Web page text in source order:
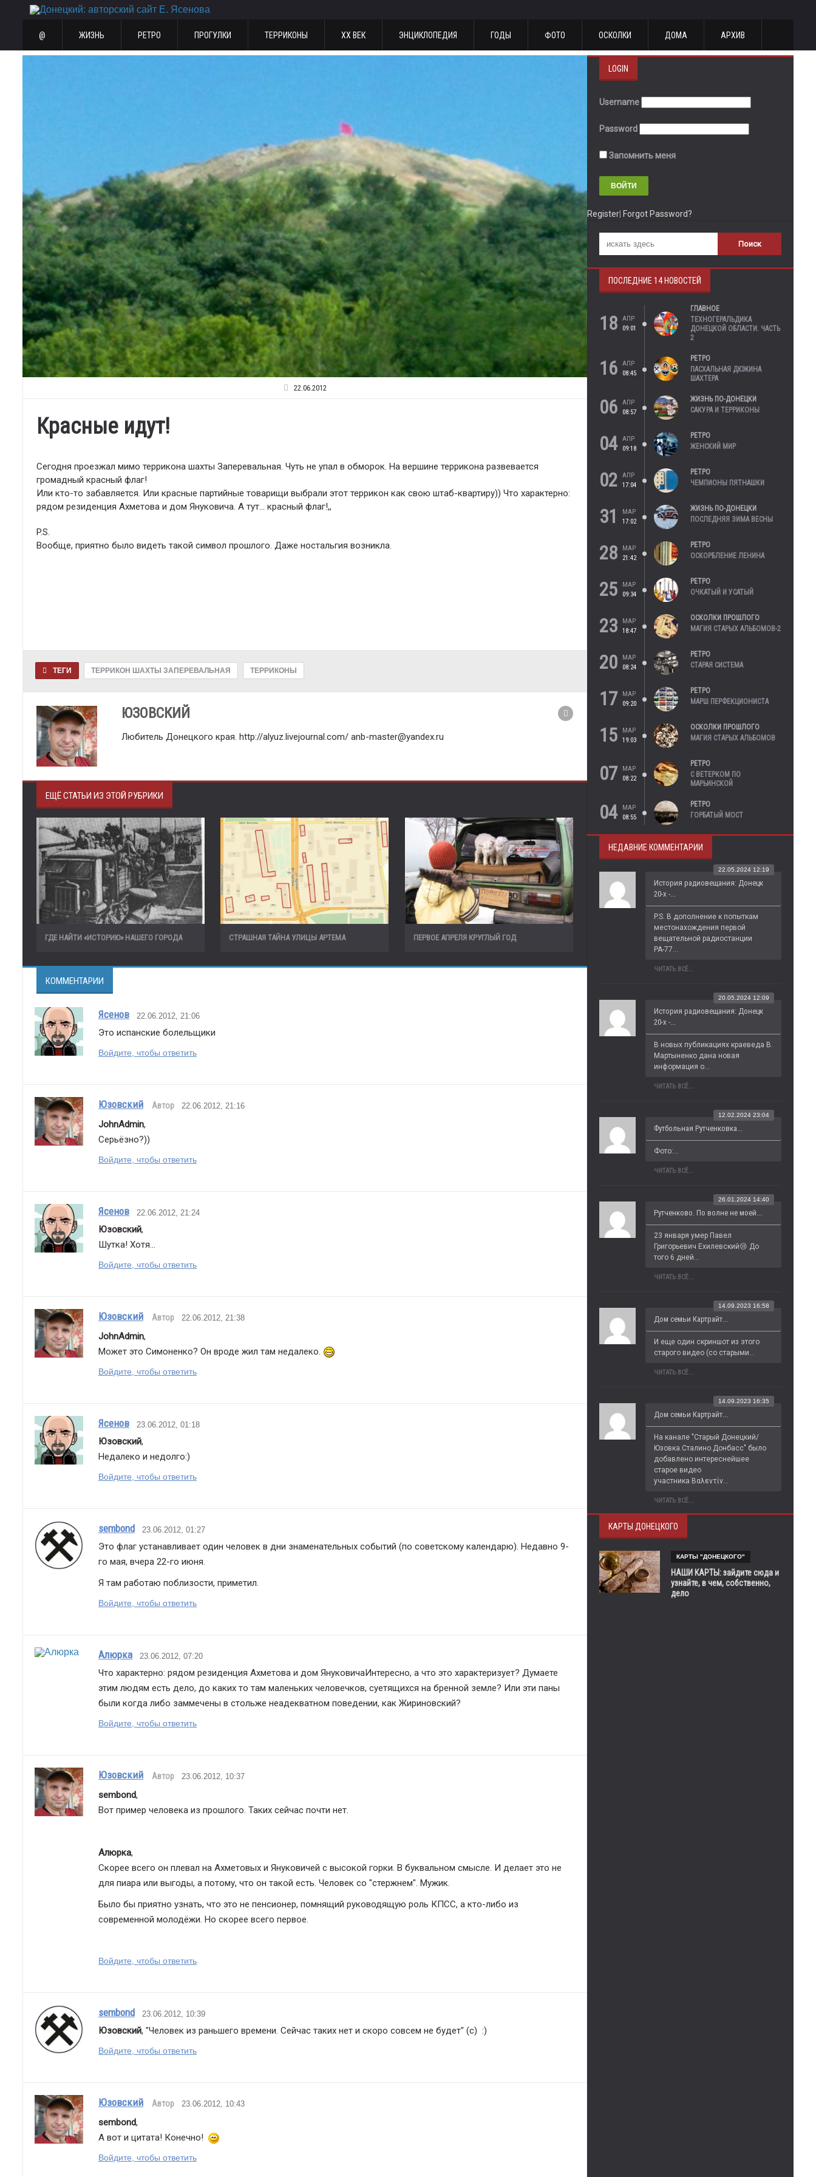
@ ЖИЗНЬ РЕТРО ПРОГУЛКИ ТЕРРИКОНЫ ХХ ВЕК ЭНЦИКЛОПЕДИЯ ГОДЫ ФОТО ОСКОЛКИ ДОМА АРХИВ
22.06.2012
Красные идут!
Сегодня проезжал мимо террикона шахты Заперевальная. Чуть не упал в обморок. На вершине террикона развевается
громадный красный флаг!
Или кто-то забавляется. Или красные партийные товарищи выбрали этот террикон как свою штаб-квартиру)) Что характерно:
рядом резиденция Ахметова и дом Януковича. А тут… красный флаг!,,
P.S.
Вообще, приятно было видеть такой символ прошлого. Даже ностальгия возникла.
ТЕГИ ТЕРРИКОН ШАХТЫ ЗАПЕРЕВАЛЬНАЯ ТЕРРИКОНЫ
ЮЗОВСКИЙ
Любитель Донецкого края. http://alyuz.livejournal.com/ anb-master@yandex.ru
ЕЩЁ СТАТЬИ ИЗ ЭТОЙ РУБРИКИ
ГДЕ НАЙТИ «ИСТОРИЮ» НАШЕГО ГОРОДА СТРАШНАЯ ТАЙНА УЛИЦЫ АРТЕМА ПЕРВОЕ АПРЕЛЯ КРУГЛЫЙ ГОД
КОММЕНТАРИИ
Ясенов 22.06.2012, 21:06
Это испанские болельщики
Войдите, чтобы ответить
Юзовский Автор 22.06.2012, 21:16
JohnAdmin,
Серьёзно?))
Войдите, чтобы ответить
Ясенов 22.06.2012, 21:24
Юзовский,
Шутка! Хотя...
Войдите, чтобы ответить
Юзовский Автор 22.06.2012, 21:38
JohnAdmin,
Может это Симоненко? Он вроде жил там недалеко.
Войдите, чтобы ответить
Ясенов 23.06.2012, 01:18
Юзовский,
Недалеко и недолго:)
Войдите, чтобы ответить
sembond 23.06.2012, 01:27
Это флаг устанавливает один человек в дни знаменательных событий (по советскому календарю). Недавно 9-
го мая, вчера 22-го июня.
Я там работаю поблизости, приметил.
Войдите, чтобы ответить
Алюрка 23.06.2012, 07:20
Что характерно: рядом резиденция Ахметова и дом ЯнуковичаИнтересно, а что это характеризует? Думаете
этим людям есть дело, до каких то там маленьких человечков, суетящихся на бренной земле? Или эти паны
были когда либо заммечены в стольже неадекватном поведении, как Жириновский?
Войдите, чтобы ответить
Юзовский Автор 23.06.2012, 10:37
sembond,
Вот пример человека из прошлого. Таких сейчас почти нет.
Алюрка,
Скорее всего он плевал на Ахметовых и Януковичей с высокой горки. В буквальном смысле. И делает это не
для пиара или выгоды, а потому, что он такой есть. Человек со "стержнем". Мужик.
Было бы приятно узнать, что это не пенсионер, помнящий руководящую роль КПСС, а кто-либо из
современной молодёжи. Но скорее всего первое.
Войдите, чтобы ответить
sembond 23.06.2012, 10:39
Юзовский, "Человек из раньшего времени. Сейчас таких нет и скоро совсем не будет" (с)  :)
Войдите, чтобы ответить
Юзовский Автор 23.06.2012, 10:43
sembond,
А вот и цитата! Конечно!
Войдите, чтобы ответить
LOGIN
Username
Password
Запомнить меня
Register Forgot Password?
ПОСЛЕДНИЕ 14 НОВОСТЕЙ
18
АПР
09:01
ГЛАВНОЕ
ТЕХНОГЕРАЛЬДИКА
ДОНЕЦКОЙ ОБЛАСТИ. ЧАСТЬ
2
16
АПР
08:45
РЕТРО
ПАСХАЛЬНАЯ ДЮЖИНА
ШАХТЕРА
06
АПР
08:57
ЖИЗНЬ ПО-ДОНЕЦКИ
САКУРА И ТЕРРИКОНЫ
04
АПР
09:18
РЕТРО
ЖЕНСКИЙ МИР
02
АПР
17:04
РЕТРО
ЧЕМПИОНЫ ПЯТНАШКИ
31
МАР
17:02
ЖИЗНЬ ПО-ДОНЕЦКИ
ПОСЛЕДНЯЯ ЗИМА ВЕСНЫ
28
МАР
21:42
РЕТРО
ОСКОРБЛЕНИЕ ЛЕНИНА
25
МАР
09:34
РЕТРО
ОЧКАТЫЙ И УСАТЫЙ
23
МАР
18:47
ОСКОЛКИ ПРОШЛОГО
МАГИЯ СТАРЫХ АЛЬБОМОВ-2
20
МАР
08:24
РЕТРО
СТАРАЯ СИСТЕМА
17
МАР
09:20
РЕТРО
МАРШ ПЕРФЕКЦИОНИСТА
15
МАР
19:03
ОСКОЛКИ ПРОШЛОГО
МАГИЯ СТАРЫХ АЛЬБОМОВ
07
МАР
08:22
РЕТРО
С ВЕТЕРКОМ ПО
МАРЬИНСКОЙ
04
МАР
08:55
РЕТРО
ГОРБАТЫЙ МОСТ
НЕДАВНИЕ КОММЕНТАРИИ
История радиовещания: Донецк
20-х -...
22.05.2024 12:19
P.S. В дополнение к попыткам
местонахождения первой
вещательной радиостанции
РА-77...
ЧИТАТЬ ВСЁ...
История радиовещания: Донецк
20-х -...
20.05.2024 12:09
В новых публикациях краеведа В.
Мартыненко дана новая
информация о...
ЧИТАТЬ ВСЁ...
Футбольная Рутченковка...
12.02.2024 23:04
Фото:...
ЧИТАТЬ ВСЁ...
Рутченково. По волне не моей...
26.01.2024 14:40
23 января умер Павел
Григорьевич Ехилевский😢 До
того 6 дней...
ЧИТАТЬ ВСЁ...
Дом семьи Картрайт...
14.09.2023 16:58
И еще один скриншот из этого
старого видео (со старыми...
ЧИТАТЬ ВСЁ...
Дом семьи Картрайт...
14.09.2023 16:35
На канале "Старый Донецкий/
Юзовка.Сталино.Донбасс" было
добавлено интереснейшее
старое видео
участника Βαλεντίν...
ЧИТАТЬ ВСЁ...
КАРТЫ ДОНЕЦКОГО
КАРТЫ "ДОНЕЦКОГО"
НАШИ КАРТЫ: зайдите сюда и
узнайте, в чем, собственно,
дело